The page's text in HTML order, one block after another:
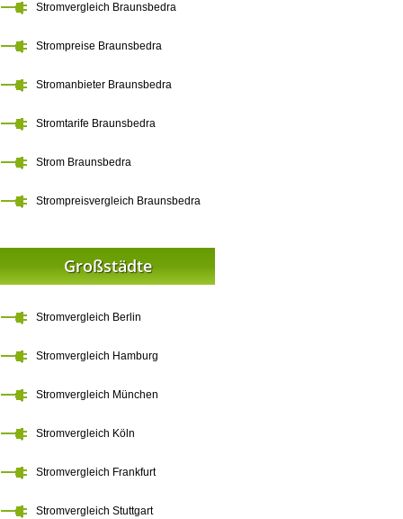
Stromvergleich Braunsbedra
Strompreise Braunsbedra
Stromanbieter Braunsbedra
Stromtarife Braunsbedra
Strom Braunsbedra
Strompreisvergleich Braunsbedra
Großstädte
Stromvergleich Berlin
Stromvergleich Hamburg
Stromvergleich München
Stromvergleich Köln
Stromvergleich Frankfurt
Stromvergleich Stuttgart